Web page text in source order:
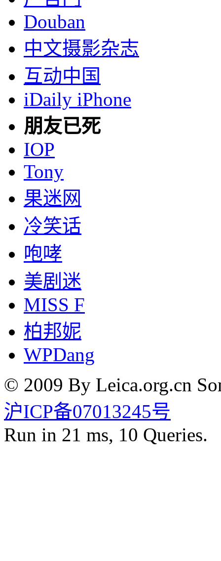
Douban
中文摄影杂志
互动中国
iDaily iPhone
朋友已死
IOP
Tony
果迷网
冷笑话
咆哮
美剧迷
MISS F
柏邦妮
WPDang
© 2009 By Leica.org.cn
沪ICP备07013245号
Run in 21 ms, 10 Queries.